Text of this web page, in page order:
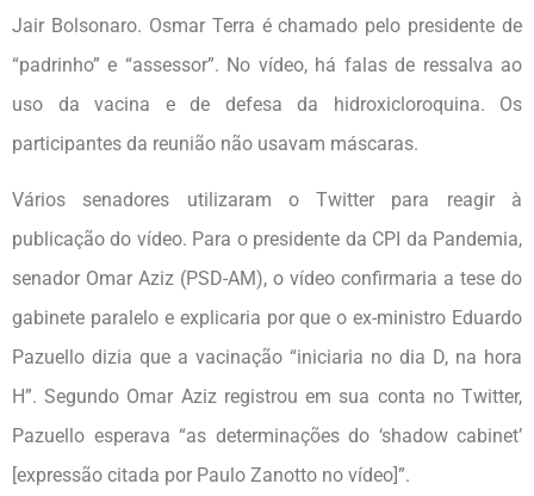
Jair Bolsonaro. Osmar Terra é chamado pelo presidente de
“padrinho” e “assessor”. No vídeo, há falas de ressalva ao
uso da vacina e de defesa da hidroxicloroquina. Os
participantes da reunião não usavam máscaras.
Vários senadores utilizaram o Twitter para reagir à
publicação do vídeo. Para o presidente da CPI da Pandemia,
senador Omar Aziz (PSD-AM), o vídeo confirmaria a tese do
gabinete paralelo e explicaria por que o ex-ministro Eduardo
Pazuello dizia que a vacinação “iniciaria no dia D, na hora
H”. Segundo Omar Aziz registrou em sua conta no Twitter,
Pazuello esperava “as determinações do ‘shadow cabinet’
[expressão citada por Paulo Zanotto no vídeo]”.